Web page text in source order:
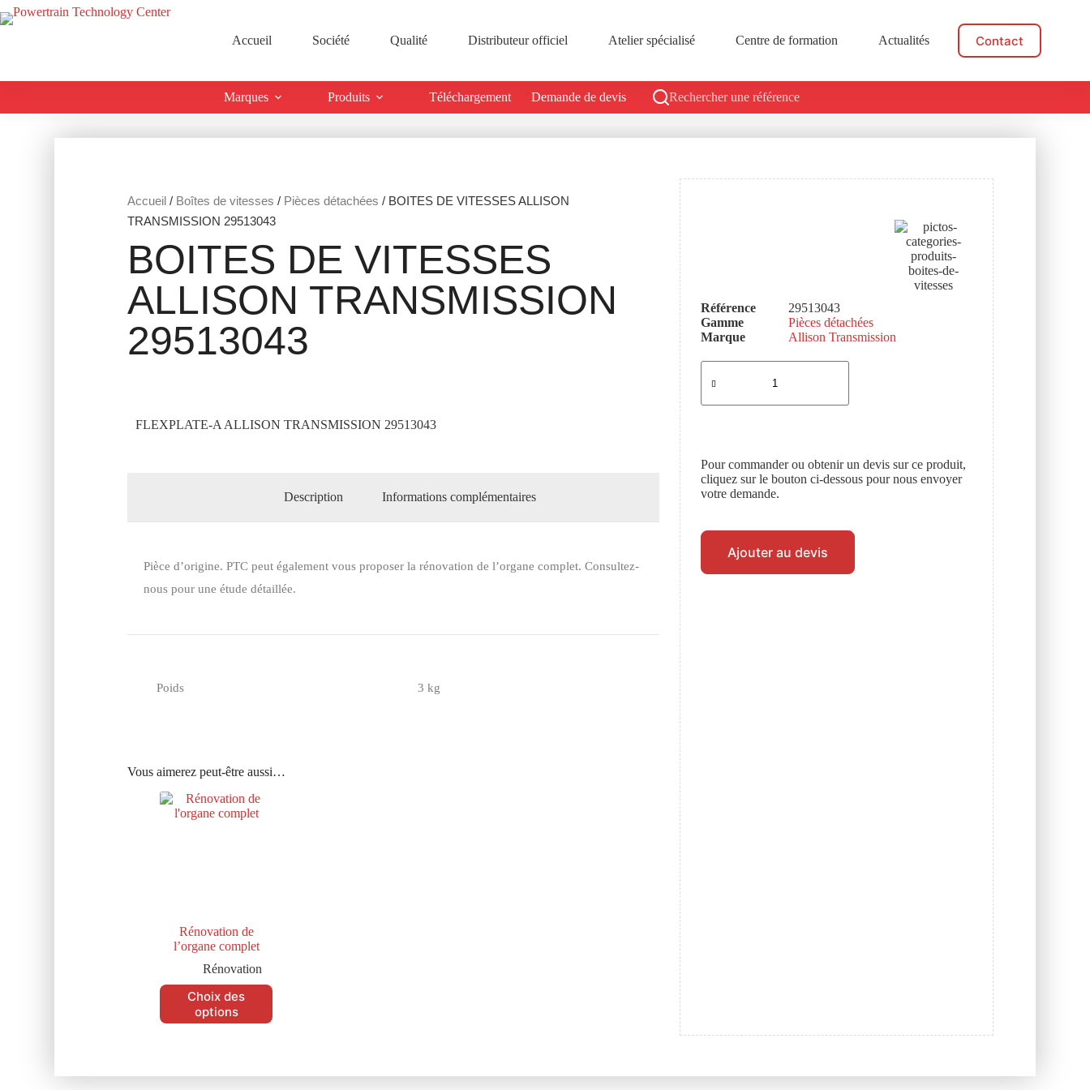
Accueil Société Qualité Distributeur officiel Atelier spécialisé Centre de formation Actualités Contact
Marques Produits Téléchargement Demande de devis Rechercher une référence
Accueil / Boîtes de vitesses / Pièces détachées / BOITES DE VITESSES ALLISON
TRANSMISSION 29513043
BOITES DE VITESSES
ALLISON TRANSMISSION
29513043
FLEXPLATE-A ALLISON TRANSMISSION 29513043
Description Informations complémentaires
Pièce d’origine. PTC peut également vous proposer la rénovation de l’organe complet. Consultez-
nous pour une étude détaillée.
Poids 3 kg
Vous aimerez peut-être aussi…
Rénovation de
l’organe complet
Rénovation
Choix des
options
Référence
29513043
Gamme
Pièces détachées
Marque
Allison Transmission
Pour commander ou obtenir un devis sur ce produit,
cliquez sur le bouton ci-dessous pour nous envoyer
votre demande.
Ajouter au devis